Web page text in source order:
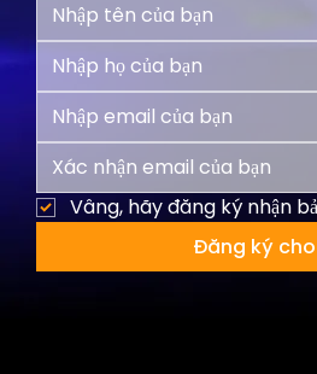
Vâng, hãy đăng ký nhận
Đăng ký